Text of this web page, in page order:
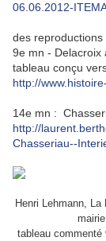
06.06.2012-
des
9e mn - Delacroix
tableau conçu
http://
14e mn :
http://
Chasseriau--
Henri Lehmann,
tableau commenté